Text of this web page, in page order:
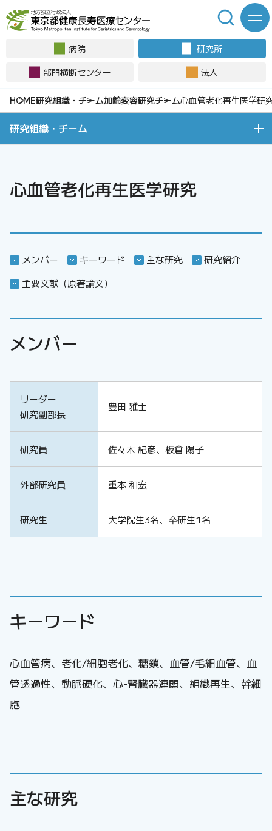
病院
研究所
部門横断センター
法人
研究組織・チーム加齢変容研究チーム心血管老化再生医学研
研究組織・チーム
心血管老化再生医学研究
メンバー キーワード 主な研究
研究紹介
主要文献（原著論文）
メンバー
リーダー
研究副部長
豊田 雅士
研究員 佐々木 紀彦、板倉 陽子
外部研究員 重本 和宏
研究生 大学院生3名、卒研生1名
キーワード
心血管病、老化/細胞老化、糖鎖、血管/毛細血管、血
管透過性、動脈硬化、心-腎臓器連関、組織再生、幹細
胞
主な研究